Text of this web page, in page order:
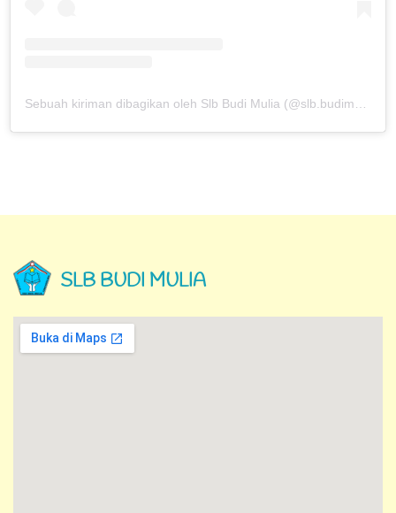
Sebuah kiriman dibagikan oleh Slb Budi Mulia (@slb.budimulia)
SLB BUDI MULIA